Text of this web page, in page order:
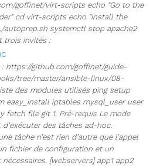
goffinet/virt-scripts echo "Go to the
cd virt-scripts echo "Install the
autoprep.sh systemctl stop apache2
trois invités :
: https://github.com/goffinet/guide-
tree/master/ansible-linux/08-
des modules utilisés ping setup
easy_install iptables mysql_user user
fetch file git 1. Pré-requis Le mode
des tâches ad-hoc.
tâche n’est rien d’autre que l’appel
fichier de configuration et un
[webservers] app1 app2